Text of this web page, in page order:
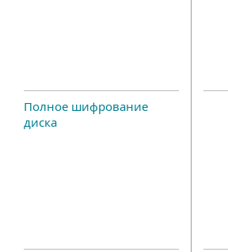
Полное шифрование
диска